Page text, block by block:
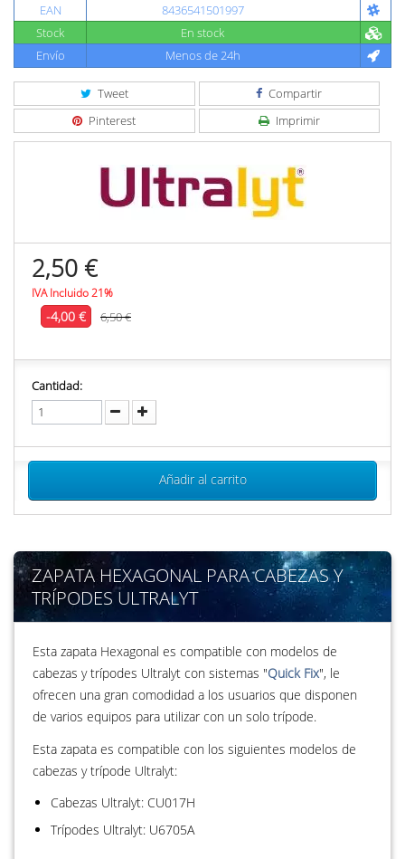
EAN
8436541501997
Stock
En stock
Envío
Menos de 24h
Tweet
Compartir
Pinterest
Imprimir
2,50 €
IVA Incluido 21%
-4,00 € 6,50 €
Cantidad:
Añadir al carrito
ZAPATA HEXAGONAL PARA CABEZAS Y
TRÍPODES ULTRALYT
Esta zapata Hexagonal es compatible con modelos de
cabezas y trípodes Ultralyt con sistemas "Quick Fix", le
ofrecen una gran comodidad a los usuarios que disponen
de varios equipos para utilizar con un solo trípode.
Esta zapata es compatible con los siguientes modelos de
cabezas y trípode Ultralyt:
Cabezas Ultralyt: CU017H
Trípodes Ultralyt: U6705A